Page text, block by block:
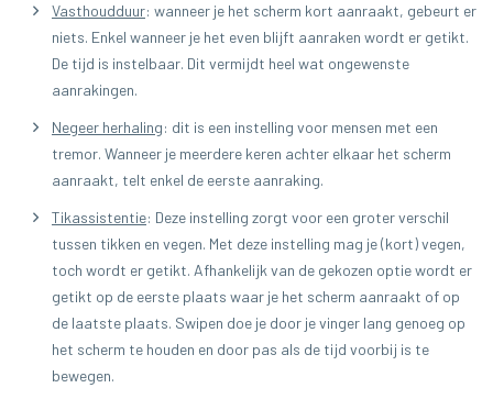
Vasthoudduur: wanneer je het scherm kort aanraakt, gebeurt er
niets. Enkel wanneer je het even blijft aanraken wordt er getikt.
De tijd is instelbaar. Dit vermijdt heel wat ongewenste
aanrakingen.
Negeer herhaling: dit is een instelling voor mensen met een
tremor. Wanneer je meerdere keren achter elkaar het scherm
aanraakt, telt enkel de eerste aanraking.
Tikassistentie: Deze instelling zorgt voor een groter verschil
tussen tikken en vegen. Met deze instelling mag je (kort) vegen,
toch wordt er getikt. Afhankelijk van de gekozen optie wordt er
getikt op de eerste plaats waar je het scherm aanraakt of op
de laatste plaats. Swipen doe je door je vinger lang genoeg op
het scherm te houden en door pas als de tijd voorbij is te
bewegen.